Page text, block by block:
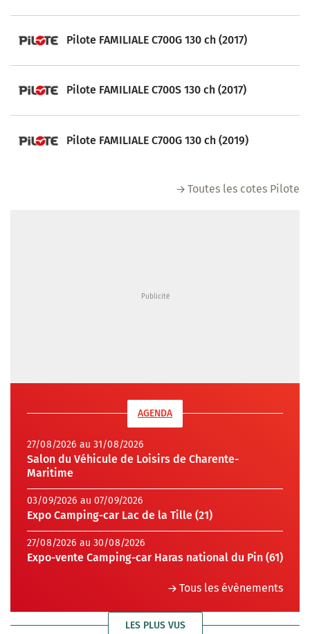
Pilote FAMILIALE C700G 130 ch (2017)
Pilote FAMILIALE C700S 130 ch (2017)
Pilote FAMILIALE C700G 130 ch (2019)
Toutes les cotes Pilote
AGENDA
27/08/2026 au 31/08/2026
Salon du Véhicule de Loisirs de Charente-
Maritime
03/09/2026 au 07/09/2026
Expo Camping-car Lac de la Tille (21)
27/08/2026 au 30/08/2026
Expo-vente Camping-car Haras national du Pin (61)
Tous les évènements
LES PLUS VUS